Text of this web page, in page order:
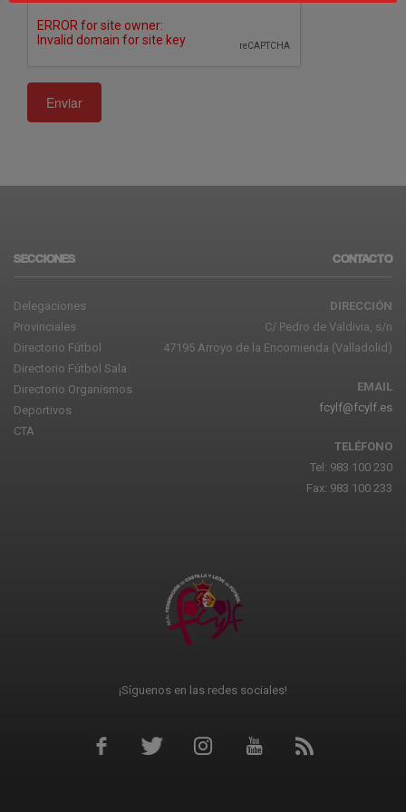
Enviar
SECCIONES
Delegaciones
Provinciales
Directorio Fútbol
Directorio Fútbol Sala
Directorio Organismos
Deportivos
CTA
CONTACTO
DIRECCIÓN
C/ Pedro de Valdivia, s/n
47195 Arroyo de la Encomienda (Valladolid)
EMAIL
fcylf@fcylf.es
TELÉFONO
Tel: 983 100 230
Fax: 983 100 233
¡Síguenos en las redes sociales!